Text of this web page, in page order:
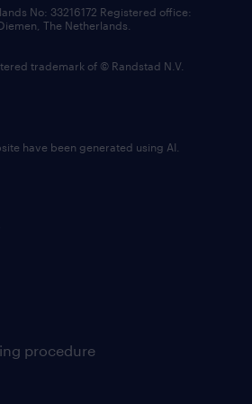
procedure
No: 33216172 Registered office:
The Netherlands.
trademark of © Randstad N.V.
have been generated using AI.